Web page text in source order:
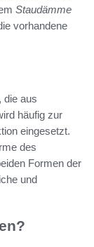
Staudämme
vorhandene
die aus
häufig zur
eingesetzt.
des
Formen der
und